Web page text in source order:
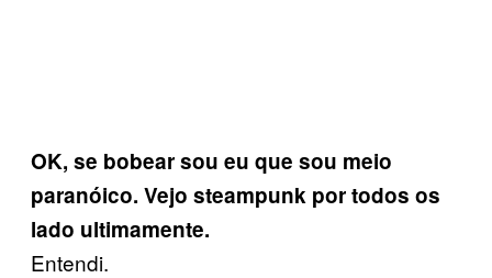
OK, se bobear sou eu que sou meio
paranóico. Vejo steampunk por todos os
lado ultimamente.
Entendi.